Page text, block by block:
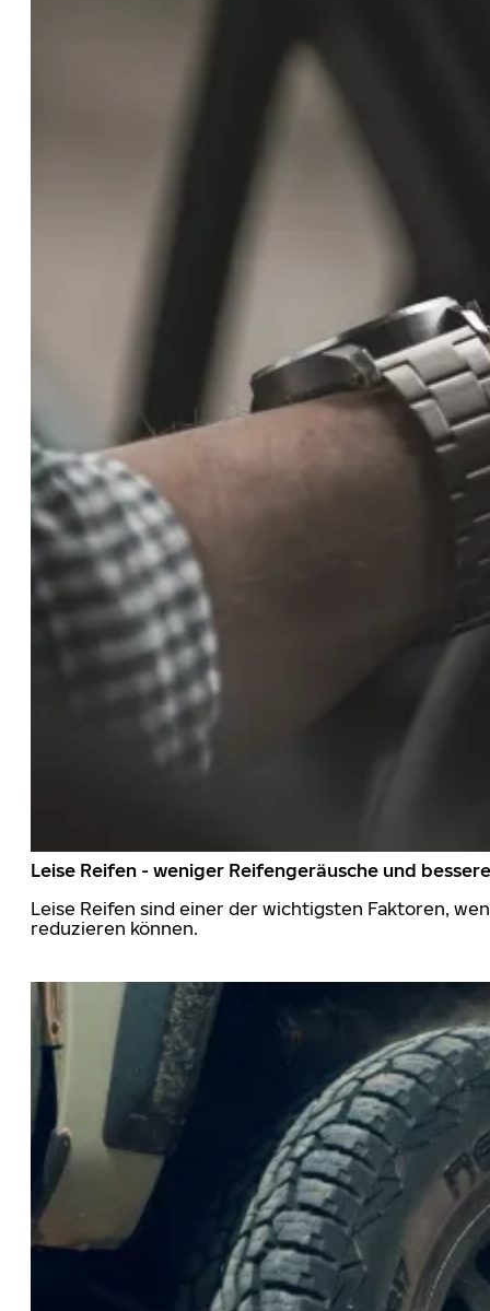
Leise Reifen - weniger Reifengeräusche und
Leise Reifen sind einer der wichtigsten Faktoren,
reduzieren können.